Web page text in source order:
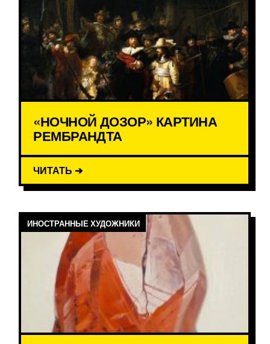
«НОЧНОЙ ДОЗОР» КАРТИНА
РЕМБРАНДТА
ЧИТАТЬ ➔
ИНОСТРАННЫЕ ХУДОЖНИКИ